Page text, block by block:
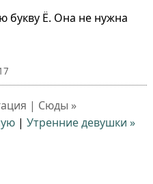
букву Ё. Она не нужна
| Сюды »
| Утренние девушки »